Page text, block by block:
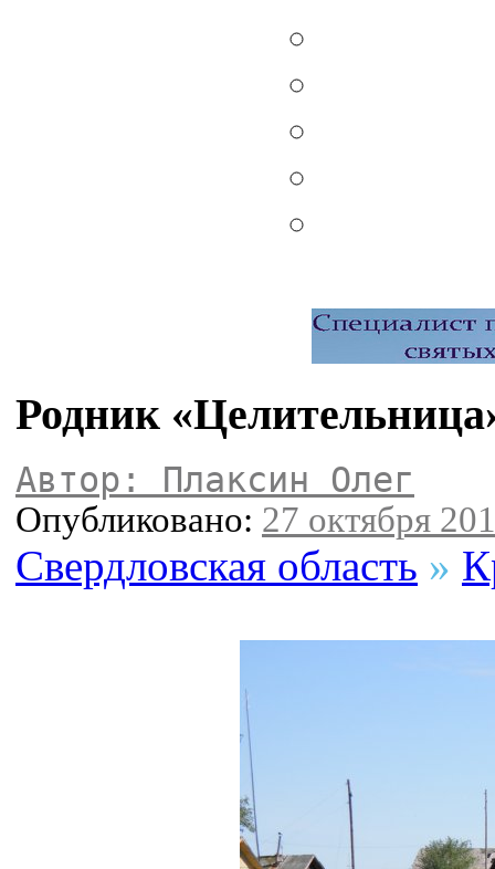
Родник
Автор: Плаксин Олег
Опубликовано: 27 октября
Свердловская область »